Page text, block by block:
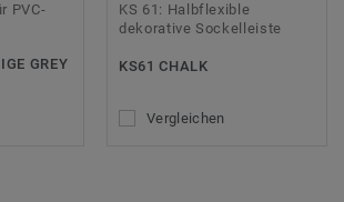
PVC-
GREY
KS 61: Halbflexible
dekorative Sockelleiste
KS61 CHALK
Vergleichen